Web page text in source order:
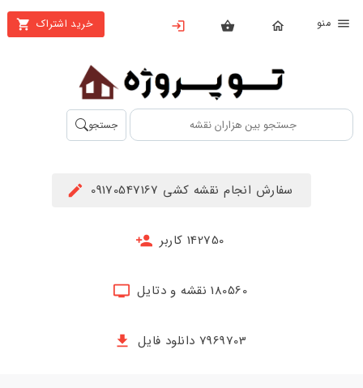
خرید اشتراک
بستن
محصولات
تهیه
اشتراک
جستجو
سفارش انجام نقشه کشی 09170547167
142750 کاربر
180560 نقشه و دتایل
7969703 دانلود فایل